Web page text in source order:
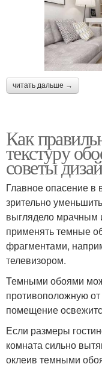
читать дальше →
Как
текстуру
советы
Главное опасение в
зрительно
выглядело
применять темные
фрагментами,
телевизором.
Темными обоями
противоположную
помещение
Если размеры
комната сильно
оклеив темными